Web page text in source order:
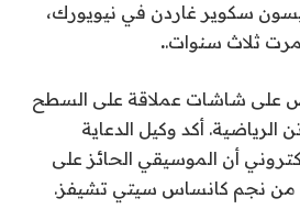
سكوير غاردن في نيويورك،
ثلاث سنوات..
على شاشات عملاقة على السطح
الرياضية. أكد وكيل الدعاية
أن الموسيقي الحائز على
من نجم كانساس سيتي تشيفز.